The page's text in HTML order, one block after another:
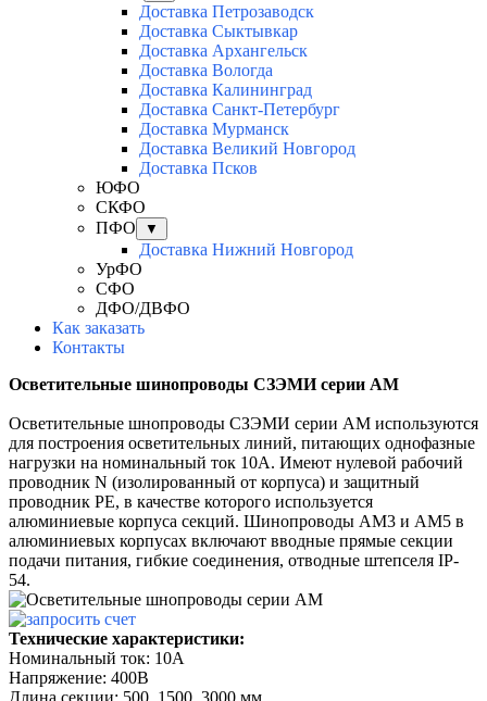
Доставка Петрозаводск
Доставка Сыктывкар
Доставка Архангельск
Доставка Вологда
Доставка Калининград
Доставка Санкт-Петербург
Доставка Мурманск
Доставка Великий Новгород
Доставка Псков
ЮФО
СКФО
ПФО
▼
Доставка Нижний Новгород
УрФО
СФО
ДФО/ДВФО
Как заказать
Контакты
Осветительные шинопроводы СЗЭМИ серии АМ
Осветительные шнопроводы СЗЭМИ серии АМ используются
для построения осветительных линий, питающих однофазные
нагрузки на номинальный ток 10А. Имеют нулевой рабочий
проводник N (изолированный от корпуса) и защитный
проводник РЕ, в качестве которого используется
алюминиевые корпуса секций. Шинопроводы АМ3 и АМ5 в
алюминиевых корпусах включают вводные прямые секции
подачи питания, гибкие соединения, отводные штепселя IP-
54.
Технические характеристики:
Номинальный ток: 10А
Напряжение: 400В
Длина секции: 500, 1500, 3000 мм